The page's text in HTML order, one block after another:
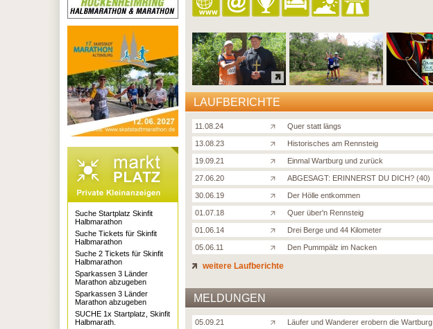
LAUFBERICHTE
11.08.24 Quer statt längs
13.08.23 Historisches am Rennsteig
19.09.21 Einmal Wartburg und zurück
27.06.20 ABGESAGT: ERINNERST DU DICH? (40)
30.06.19 Der Hölle entkommen
01.07.18 Quer über'n Rennsteig
01.06.14 Drei Berge und 44 Kilometer
05.06.11 Den Pummpälz im Nacken
weitere Laufberichte
MELDUNGEN
05.09.21 Läufer und Wanderer erobern die Wartburg
Suche Startplatz Skinfit
Halbmarathon
Suche Tickets für Skinfit
Halbmarathon
Suche 2 Tickets für Skinfit
Halbmarathon
Sparkassen 3 Länder
Marathon abzugeben
Sparkassen 3 Länder
Marathon abzugeben
SUCHE 1x Startplatz, Skinfit
Halbmarath.